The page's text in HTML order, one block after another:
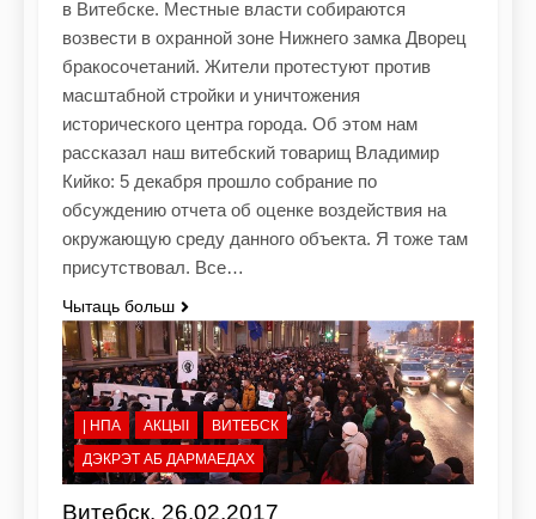
в Витебске. Местные власти собираются
возвести в охранной зоне Нижнего замка Дворец
бракосочетаний. Жители протестуют против
масштабной стройки и уничтожения
исторического центра города. Об этом нам
рассказал наш витебский товарищ Владимир
Кийко: 5 декабря прошло собрание по
обсуждению отчета об оценке воздействия на
окружающую среду данного объекта. Я тоже там
присутствовал. Все…
Чытаць больш
| НПА АКЦЫІ
ВИТЕБСК
ДЭКРЭТ АБ ДАРМАЕДАХ
Витебск. 26.02.2017